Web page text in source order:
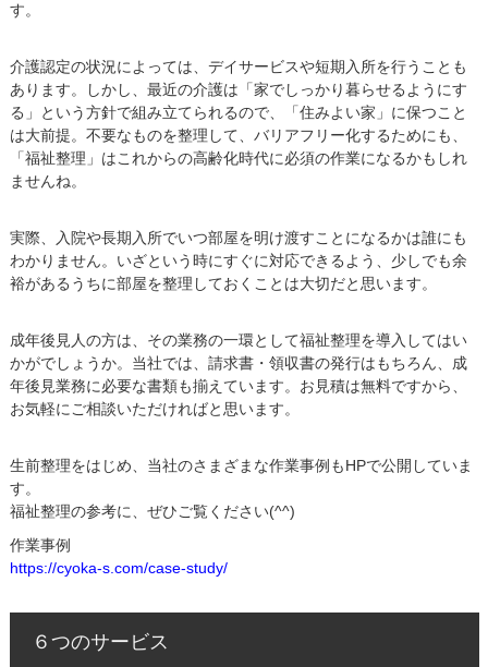
す。
介護認定の状況によっては、デイサービスや短期入所を行うことも
あります。しかし、最近の介護は「家でしっかり暮らせるようにす
る」という方針で組み立てられるので、「住みよい家」に保つこと
は大前提。不要なものを整理して、バリアフリー化するためにも、
「福祉整理」はこれからの高齢化時代に必須の作業になるかもしれ
ませんね。
実際、入院や長期入所でいつ部屋を明け渡すことになるかは誰にも
わかりません。いざという時にすぐに対応できるよう、少しでも余
裕があるうちに部屋を整理しておくことは大切だと思います。
成年後見人の方は、その業務の一環として福祉整理を導入してはい
かがでしょうか。当社では、請求書・領収書の発行はもちろん、成
年後見業務に必要な書類も揃えています。お見積は無料ですから、
お気軽にご相談いただければと思います。
生前整理をはじめ、当社のさまざまな作業事例もHPで公開していま
す。
福祉整理の参考に、ぜひご覧ください(^^)
作業事例
https://cyoka-s.com/case-study/
６つのサービス